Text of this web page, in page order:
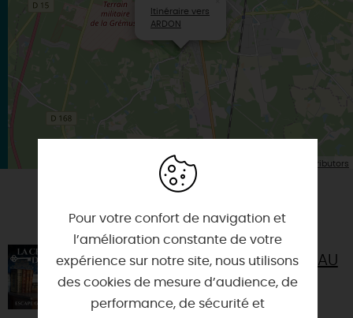
Itinéraire vers
ARDON
Leaflet| Map data © OpenStreetMap contributors
VOUS AIMEREZ AUSSI
LES ESCAPE GAMES DU CHÂTEAU
DE LA FERTÉ-SAINT-AUBIN
45240 - LA FERTE-SAINT-AUBIN
Pour votre confort de navigation et
l’amélioration constante de votre
expérience sur notre site, nous utilisons
des cookies de mesure d’audience, de
performance, de sécurité et